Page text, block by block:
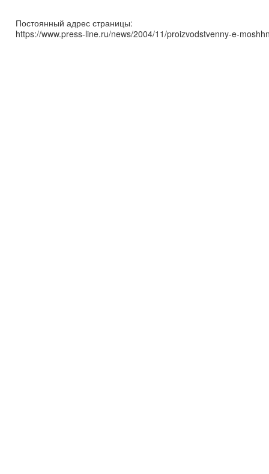
Постоянный адрес страницы:
https://www.press-line.ru/news/2004/11/proizvodstvenny-e-